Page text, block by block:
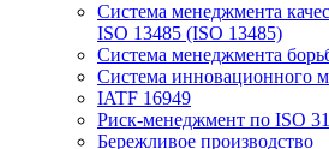
Система менеджмента
ISO 13485 (ISO 13485)
Система менеджмента
Система инновационного
IATF 16949
Риск-менеджмент по ISO
Бережливое производство